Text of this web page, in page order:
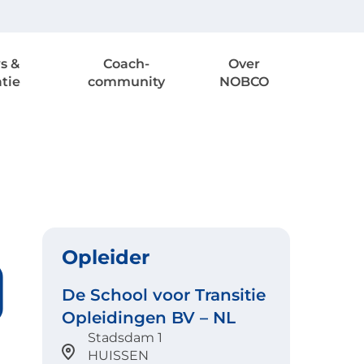
&
Coach-
community
Over
NOBCO
Opleider
De School voor Transitie
Opleidingen BV – NL
Stadsdam 1
HUISSEN